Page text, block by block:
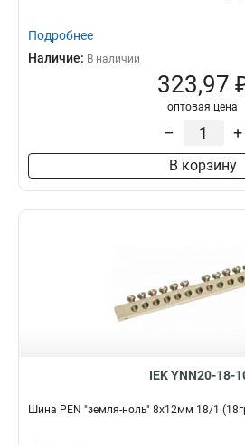
Подробнее
Наличие: В наличии
323,97
оптовая цена
– +
В корзину
IEK YNN20-18-
Шина PEN "земля-ноль" 8х12мм 18/1